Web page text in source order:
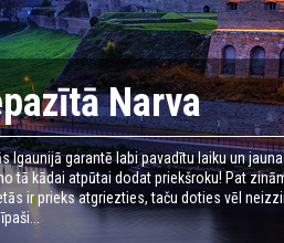
Narva
Igaunijā garantē labi pavadītu laiku un
tā kādai atpūtai dodat priekšroku! Pat
ir prieks atgriezties, taču doties vēl